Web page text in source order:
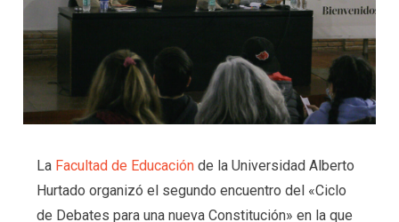
La Facultad de Educaciónde la Universidad Alberto
Hurtado organizó el segundo encuentro del «Ciclo
de Debates para una nueva Constitución» en la que